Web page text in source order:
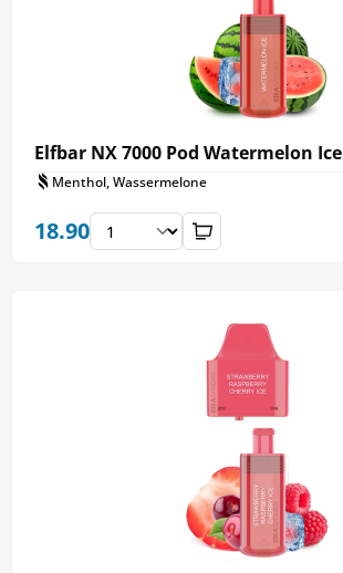
Elfbar NX 7000 Pod Watermelon Ice
Menthol, Wassermelone
18.90